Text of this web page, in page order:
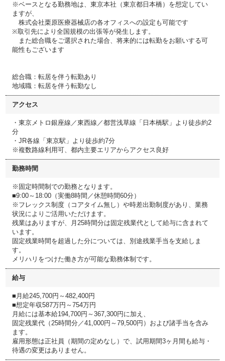
※ベースとなる勤務地は、東京本社（東京都日本橋）を想定してい
ますが、
株式会社栗原医療器械店の各オフィスへの設定も可能です
※取引先により全国規模の出張等が発生します。
また総合職をご選択された場合、将来的には転勤をお願いする可
能性もございます
総合職：転居を伴う転勤あり
地域職：転居を伴う転勤なし
アクセス
・東京メトロ銀座線／東西線／都営浅草線「日本橋駅」より徒歩約2
分
・JR各線「東京駅」より徒歩約7分
※複数路線利用可、都内主要エリアからアクセス良好
勤務時間
※固定時間制での勤務となります。
■9:00～18:00（実働8時間／休憩時間60分）
※フレックス制度（コアタイム無し）や時差出勤制度があり、業務
状況によりご活用いただけます。
残業はありますが、月25時間分は固定残業代として給与に含まれて
います。
固定残業時間を超過した分については、別途残業手当を支給しま
す。
メリハリをつけた働き方が可能な勤務体制です。
給与
■月給245,700円～482,400円
■想定年収587万円～754万円
月給には基本給194,700円～367,300円に加え、
固定残業代（25時間分／41,000円～79,500円）および諸手当を含み
ます。
雇用形態は正社員（期間の定めなし）で、試用期間3ヶ月間も給与・
待遇の変更はありません。